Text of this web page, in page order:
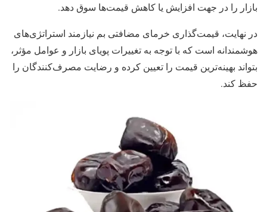
بازار را در جهت افزایش یا کاهش قیمت‌ها سوق دهد.
در نهایت، قیمت‌گذاری خرمای مضافتی بم نیازمند استراتژی‌های
هوشمندانه است که با توجه به تغییرات پویای بازار و عوامل مؤثر،
بتواند بهینه‌ترین قیمت را تعیین کرده و رضایت مصرف‌کنندگان را
حفظ کند.